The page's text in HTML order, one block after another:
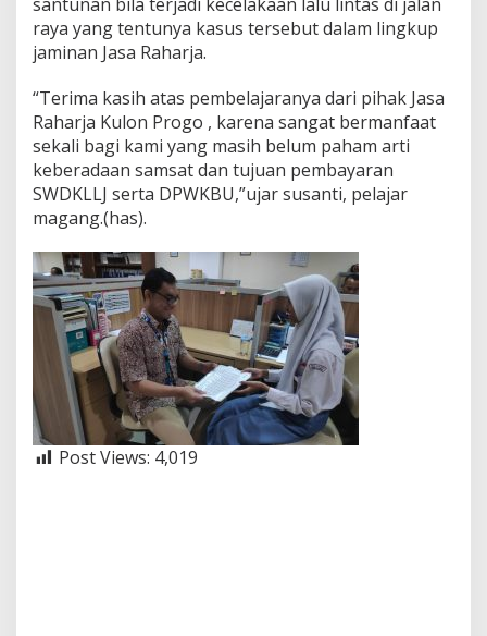
raya yang tentunya kasus tersebut dalam lingkup
jaminan Jasa Raharja.
“Terima kasih atas pembelajaranya dari pihak Jasa
Raharja Kulon Progo , karena sangat bermanfaat
sekali bagi kami yang masih belum paham arti
keberadaan samsat dan tujuan pembayaran
SWDKLLJ serta DPWKBU,”ujar susanti, pelajar
magang.(has).
Post Views: 4,019